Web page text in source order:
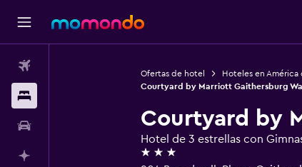
Ofertas de hotel Hoteles en América
Courtyard by Marriott Gaithersburg
Courtyard by
Hotel de 3 estrellas con
3 estrellas